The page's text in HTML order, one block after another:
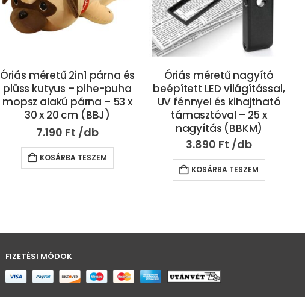
Óriás méretű 2in1 párna és
plüss kutyus – pihe-puha
mopsz alakú párna – 53 x
30 x 20 cm (BBJ)
7.190 Ft
KOSÁRBA TESZEM
Óriás méretű nagyító
beépített LED világítással,
UV fénnyel és kihajtható
támasztóval – 25 x
nagyítás (BBKM)
3.890 Ft
KOSÁRBA TESZEM
FIZETÉSI MÓDOK